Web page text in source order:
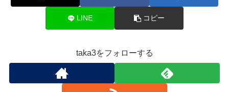
LINE コピー
taka3をフォローする